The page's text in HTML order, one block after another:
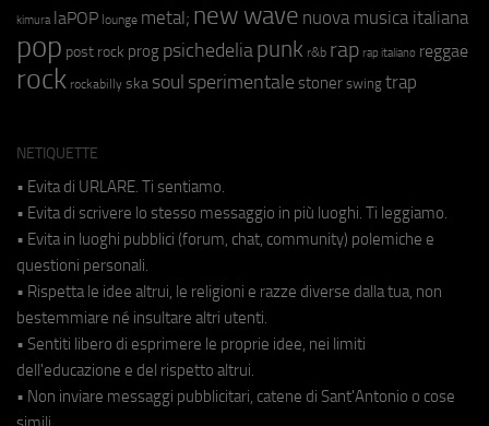
kimura laPOP lounge metal; new wave nuova musica italiana
pop post rock prog psichedeliapunk r&b rap rap italiano reggae
rock rockabilly ska soul sperimentale stoner swing trap
NETIQUETTE
• Evita di URLARE. Ti sentiamo.
• Evita di scrivere lo stesso messaggio in più luoghi. Ti leggiamo.
• Evita in luoghi pubblici (forum, chat, community) polemiche e
questioni personali.
• Rispetta le idee altrui, le religioni e razze diverse dalla tua, non
bestemmiare né insultare altri utenti.
• Sentiti libero di esprimere le proprie idee, nei limiti
dell'educazione e del rispetto altrui.
• Non inviare messaggi pubblicitari, catene di Sant'Antonio o cose